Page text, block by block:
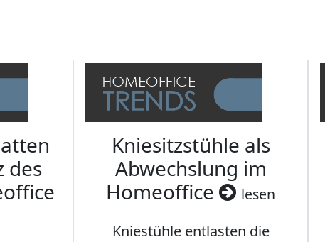
des
Kniesitzstühle als
Abwechslung im
Homeoffice
lesen
Kniestühle entlasten die